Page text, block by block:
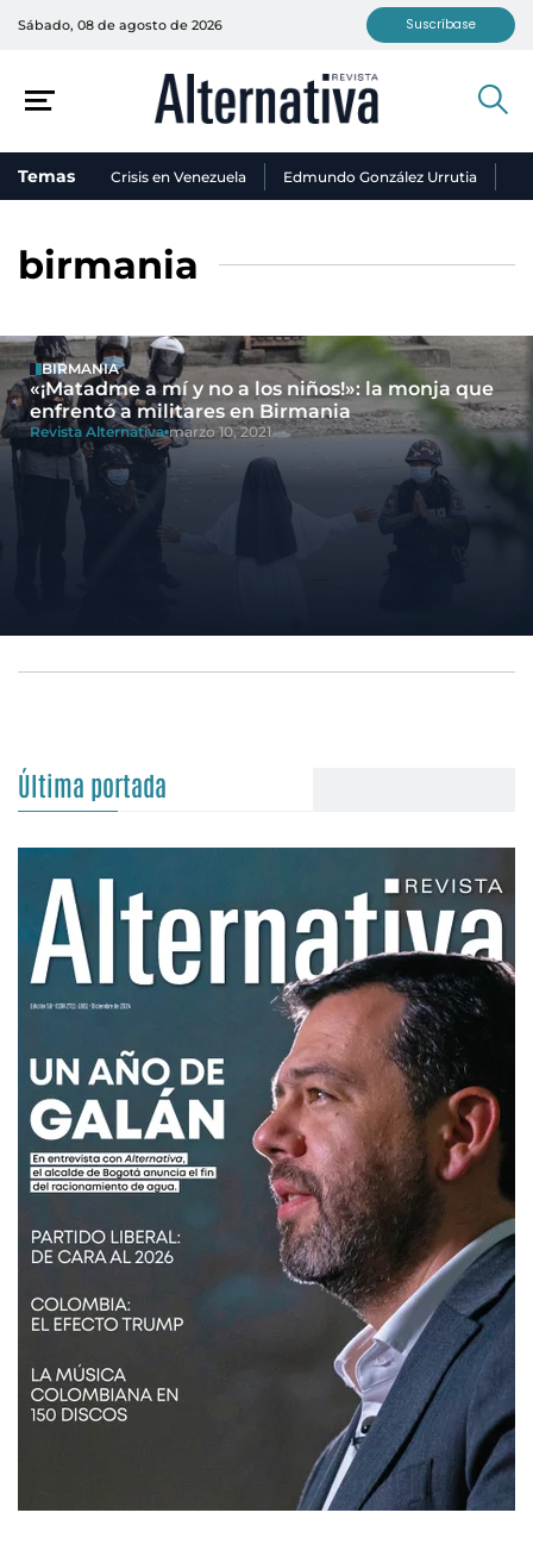
Sábado, 08 de agosto de 2026 Suscríbase
Temas Crisis en Venezuela Edmundo González Urrutia
birmania
BIRMANIA
«¡Matadme a mí y no a los niños!»: la monja que
enfrentó a militares en Birmania
Revista Alternativa marzo 10, 2021
Última portada